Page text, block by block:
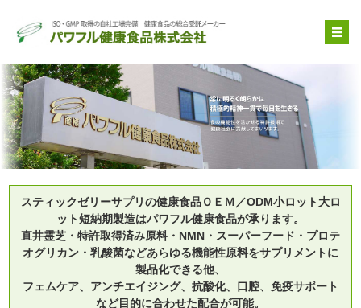
OEM受託製造
原料提供
品質管理・取得特許
自社健康食品
企業情報
スティックゼリーサプリの健康食品ＯＥＭ／ODM小ロット大ロ
ット短納期製造はパワフル健康食品が承ります。
直井霊芝・特許取得済み原料・NMN・スーパーフード・プロテ
オグリカン・乳酸菌などあらゆる機能性原料をサプリメントに
製品化できる他、
フェムケア、アンチエイジング、抗酸化、口腔、免疫サポート
など目的に合わせた配合が可能。